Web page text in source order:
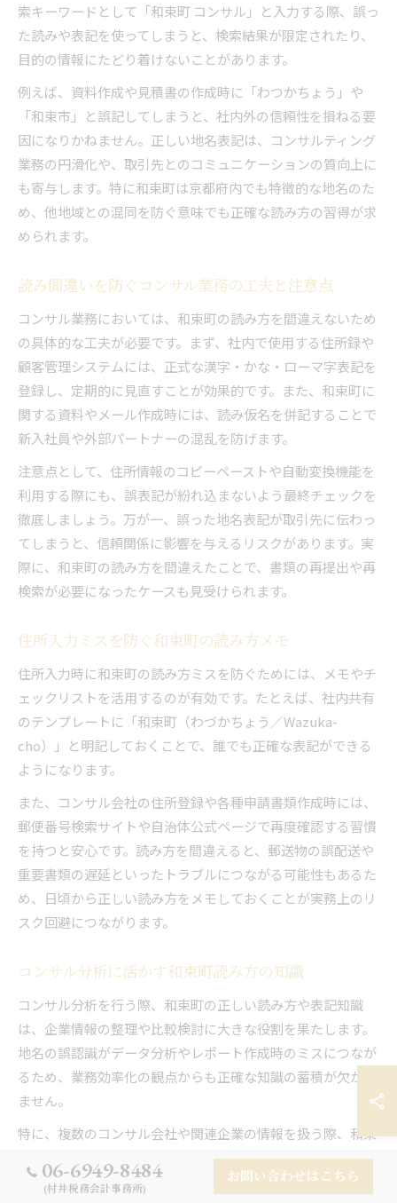
索キーワードとして「和束町 コンサル」と入力する際、誤っ
た読みや表記を使ってしまうと、検索結果が限定されたり、
目的の情報にたどり着けないことがあります。
例えば、資料作成や見積書の作成時に「わつかちょう」や
「和束市」と誤記してしまうと、社内外の信頼性を損ねる要
因になりかねません。正しい地名表記は、コンサルティング
業務の円滑化や、取引先とのコミュニケーションの質向上に
も寄与します。特に和束町は京都府内でも特徴的な地名のた
め、他地域との混同を防ぐ意味でも正確な読み方の習得が求
められます。
読み間違いを防ぐコンサル業務の工夫と注意点
コンサル業務においては、和束町の読み方を間違えないため
の具体的な工夫が必要です。まず、社内で使用する住所録や
顧客管理システムには、正式な漢字・かな・ローマ字表記を
登録し、定期的に見直すことが効果的です。また、和束町に
関する資料やメール作成時には、読み仮名を併記することで
新入社員や外部パートナーの混乱を防げます。
注意点として、住所情報のコピーペーストや自動変換機能を
利用する際にも、誤表記が紛れ込まないよう最終チェックを
徹底しましょう。万が一、誤った地名表記が取引先に伝わっ
てしまうと、信頼関係に影響を与えるリスクがあります。実
際に、和束町の読み方を間違えたことで、書類の再提出や再
検索が必要になったケースも見受けられます。
住所入力ミスを防ぐ和束町の読み方メモ
住所入力時に和束町の読み方ミスを防ぐためには、メモやチ
ェックリストを活用するのが有効です。たとえば、社内共有
のテンプレートに「和束町（わづかちょう／Wazuka-
cho）」と明記しておくことで、誰でも正確な表記ができる
ようになります。
また、コンサル会社の住所登録や各種申請書類作成時には、
郵便番号検索サイトや自治体公式ページで再度確認する習慣
を持つと安心です。読み方を間違えると、郵送物の誤配送や
重要書類の遅延といったトラブルにつながる可能性もあるた
め、日頃から正しい読み方をメモしておくことが実務上のリ
スク回避につながります。
コンサル分析に活かす和束町読み方の知識
コンサル分析を行う際、和束町の正しい読み方や表記知識
は、企業情報の整理や比較検討に大きな役割を果たします。
地名の誤認識がデータ分析やレポート作成時のミスにつなが
るため、業務効率化の観点からも正確な知識の蓄積が欠かせ
ません。
特に、複数のコンサル会社や関連企業の情報を扱う際、和束
町の読み方を統一しておくことで、社内外のやり取りや資料
の精度が向上します。こうした地名知識は、コンサルティン
06-6949-8484
(村井税務会計事務所)
お問い合わせはこちら